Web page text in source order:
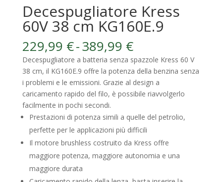
Decespugliatore Kress
60V 38 cm KG160E.9
229,99 €-389,99 €Fascia
di
prezzo:
da
229,99 €
a
389,99 €
Decespugliatore a batteria senza spazzole Kress 60 V
38 cm, il KG160E.9 offre la potenza della benzina senza
i problemi e le emissioni. Grazie al design a
caricamento rapido del filo, è possibile riavvolgerlo
facilmente in pochi secondi.
Prestazioni di potenza simili a quelle del petrolio,
perfette per le applicazioni più difficili
Il motore brushless costruito da Kress offre
maggiore potenza, maggiore autonomia e una
maggiore durata